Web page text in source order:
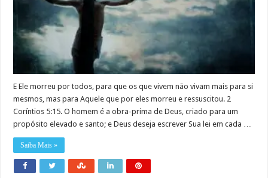
E Ele morreu por todos, para que os que vivem não vivam mais para si
mesmos, mas para Aquele que por eles morreu e ressuscitou. 2
Coríntios 5:15. O homem é a obra-prima de Deus, criado para um
propósito elevado e santo; e Deus deseja escrever Sua lei em cada …
Saiba Mais »